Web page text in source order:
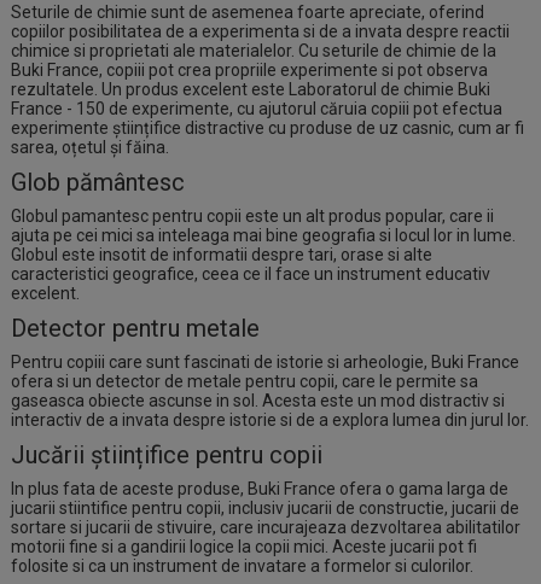
Seturile de chimie sunt de asemenea foarte apreciate, oferind
copiilor posibilitatea de a experimenta si de a invata despre reactii
chimice si proprietati ale materialelor. Cu seturile de chimie de la
Buki France, copiii pot crea propriile experimente si pot observa
rezultatele. Un produs excelent este
Laboratorul de chimie Buki
France - 150 de experimente, cu ajutorul căruia copiii pot efectua
experimente științifice distractive cu produse de uz casnic, cum ar fi
sarea, oțetul și făina.
Glob pământesc
Globul pamantesc pentru copii este un alt produs popular, care ii
ajuta pe cei mici sa inteleaga mai bine geografia si locul lor in lume.
Globul este insotit de informatii despre tari, orase si alte
caracteristici geografice, ceea ce il face un instrument educativ
excelent.
Detector pentru metale
Pentru copiii care sunt fascinati de istorie si arheologie, Buki France
ofera si un detector de metale pentru copii, care le permite sa
gaseasca obiecte ascunse in sol. Acesta este un mod distractiv si
interactiv de a invata despre istorie si de a explora lumea din jurul lor.
Jucării științifice pentru copii
In plus fata de aceste produse, Buki France ofera o gama larga de
jucarii stiintifice pentru copii, inclusiv jucarii de constructie, jucarii de
sortare si jucarii de stivuire, care incurajeaza dezvoltarea abilitatilor
motorii fine si a gandirii logice la copii mici. Aceste jucarii pot fi
folosite si ca un instrument de invatare a formelor si culorilor.